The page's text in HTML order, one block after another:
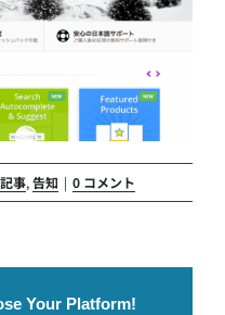
事,告知 | 0 コメント
Your Platform!